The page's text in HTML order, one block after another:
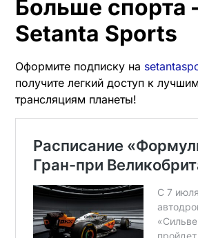
Больше спорта
Setanta Sports
Оформите подписку на
получите легкий доступ к
трансляциям планеты!